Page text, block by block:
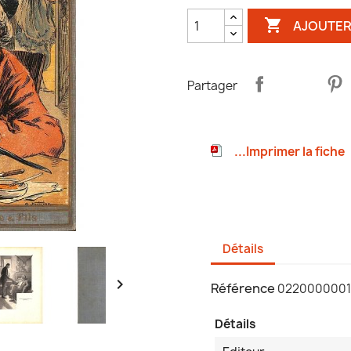


Partager
...Imprimer la fiche
Détails
Référence
Détails